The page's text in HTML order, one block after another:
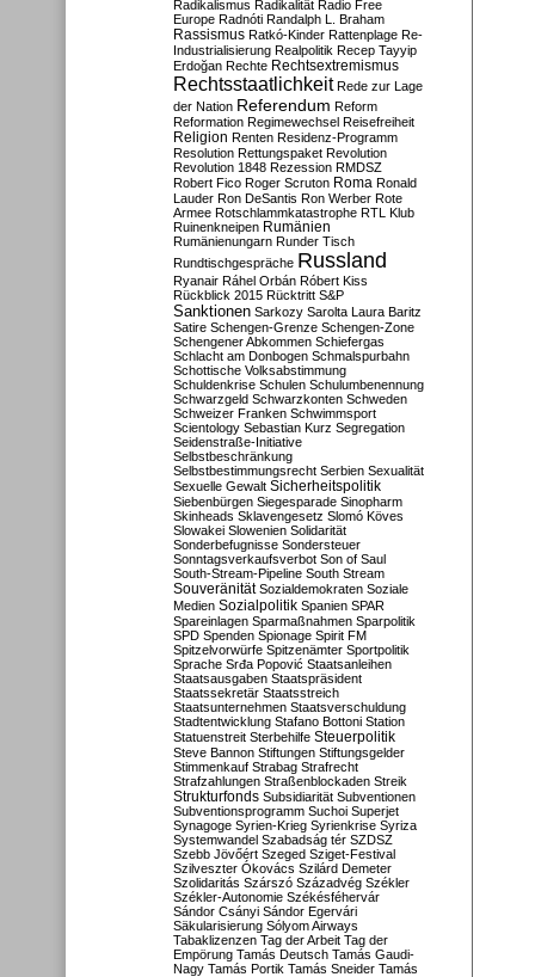
Radikalismus Radikalität Radio Free
Europe Radnóti Randalph L. Braham
Rassismus Ratkó-Kinder Rattenplage Re-
Industrialisierung Realpolitik Recep Tayyip
Erdoğan Rechte Rechtsextremismus
Rechtsstaatlichkeit Rede zur Lage
der Nation Referendum Reform
Reformation Regimewechsel Reisefreiheit
Religion Renten Residenz-Programm
Resolution Rettungspaket Revolution
Revolution 1848 Rezession RMDSZ
Robert Fico Roger Scruton Roma Ronald
Lauder Ron DeSantis Ron Werber Rote
Armee Rotschlammkatastrophe RTL Klub
Ruinenkneipen Rumänien
Rumänienungarn Runder Tisch
Rundtischgespräche Russland
Ryanair Ráhel Orbán Róbert Kiss
Rückblick 2015 Rücktritt S&P
Sanktionen Sarkozy Sarolta Laura Baritz
Satire Schengen-Grenze Schengen-Zone
Schengener Abkommen Schiefergas
Schlacht am Donbogen Schmalspurbahn
Schottische Volksabstimmung
Schuldenkrise Schulen Schulumbenennung
Schwarzgeld Schwarzkonten Schweden
Schweizer Franken Schwimmsport
Scientology Sebastian Kurz Segregation
Seidenstraße-Initiative
Selbstbeschränkung
Selbstbestimmungsrecht Serbien Sexualität
Sexuelle Gewalt Sicherheitspolitik
Siebenbürgen Siegesparade Sinopharm
Skinheads Sklavengesetz Slomó Köves
Slowakei Slowenien Solidarität
Sonderbefugnisse Sondersteuer
Sonntagsverkaufsverbot Son of Saul
South-Stream-Pipeline South Stream
Souveränität Sozialdemokraten Soziale
Medien Sozialpolitik Spanien SPAR
Spareinlagen Sparmaßnahmen Sparpolitik
SPD Spenden Spionage Spirit FM
Spitzelvorwürfe Spitzenämter Sportpolitik
Sprache Srđa Popović Staatsanleihen
Staatsausgaben Staatspräsident
Staatssekretär Staatsstreich
Staatsunternehmen Staatsverschuldung
Stadtentwicklung Stafano Bottoni Station
Statuenstreit Sterbehilfe Steuerpolitik
Steve Bannon Stiftungen Stiftungsgelder
Stimmenkauf Strabag Strafrecht
Strafzahlungen Straßenblockaden Streik
Strukturfonds Subsidiarität Subventionen
Subventionsprogramm Suchoi Superjet
Synagoge Syrien-Krieg Syrienkrise Syriza
Systemwandel Szabadság tér SZDSZ
Szebb Jövőért Szeged Sziget-Festival
Szilveszter Ókovács Szilárd Demeter
Szolidaritás Szárszó Századvég Székler
Székler-Autonomie Székésféhervár
Sándor Csányi Sándor Egervári
Säkularisierung Sólyom Airways
Tabaklizenzen Tag der Arbeit Tag der
Empörung Tamás Deutsch Tamás Gaudi-
Nagy Tamás Portik Tamás Sneider Tamás